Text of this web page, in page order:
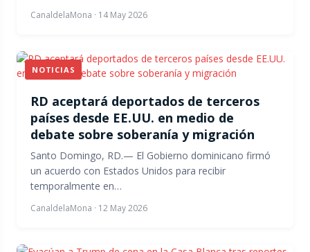
CanaldelaMona · 14 May 2026
NOTICIAS
RD aceptará deportados de terceros
países desde EE.UU. en medio de
debate sobre soberanía y migración
Santo Domingo, RD.— El Gobierno dominicano firmó
un acuerdo con Estados Unidos para recibir
temporalmente en…
CanaldelaMona · 12 May 2026